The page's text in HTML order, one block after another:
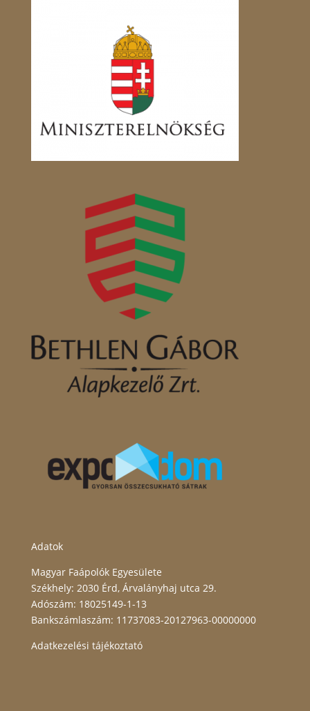
Adatok
Magyar Faápolók Egyesülete
Székhely: 2030 Érd, Árvalányhaj utca 29.
Adószám: 18025149-1-13
Bankszámlaszám: 11737083-20127963-00000000
Adatkezelési tájékoztató